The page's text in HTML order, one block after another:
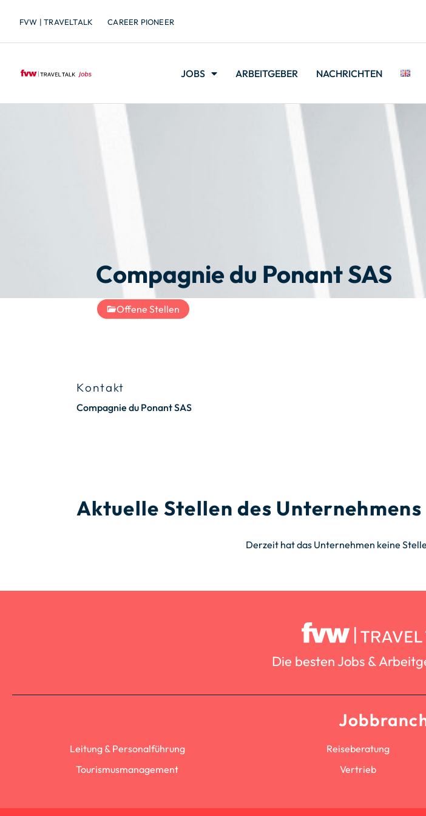
FVW | TRAVELTALK CAREER PIONEER
JOBS ARBEITGEBER NACHRICHTEN
Compagnie du Ponant SAS
Offene Stellen
Kontakt
Compagnie du Ponant SAS
Aktuelle Stellen des Unternehmens
Derzeit hat das Unternehmen keine
Die besten Jobs &
Leitung & Personalführung
Tourismusmanagement
Reiseberatung
Vertrieb